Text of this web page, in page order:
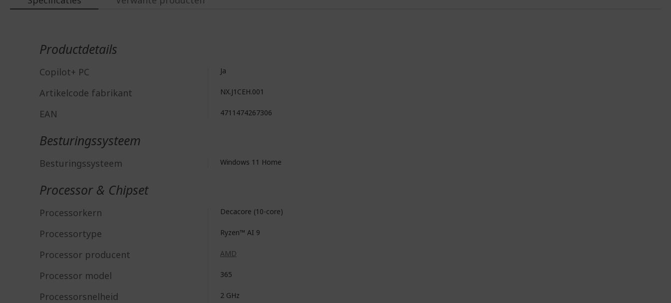
Productdetails
Copilot+ PC Ja
Artikelcode fabrikant NX.J1CEH.001
EAN 4711474267306
Besturingssysteem
Besturingssysteem Windows 11 Home
Processor & Chipset
Processorkern Decacore (10-core)
Processortype Ryzen™ AI 9
Processor producent AMD
Processor model 365
Processorsnelheid 2 GHz